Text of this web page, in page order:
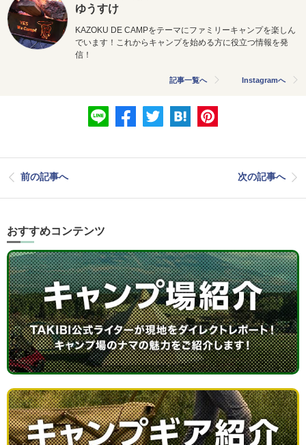
ゆうすけ
KAZOKU DE CAMPをテーマにファミリーキャンプを楽しん
でいます！これからキャンプを始める方に役立つ情報を発
信！
記事一覧へ Instagramへ
前の記事へ 次の記事へ
おすすめコンテンツ